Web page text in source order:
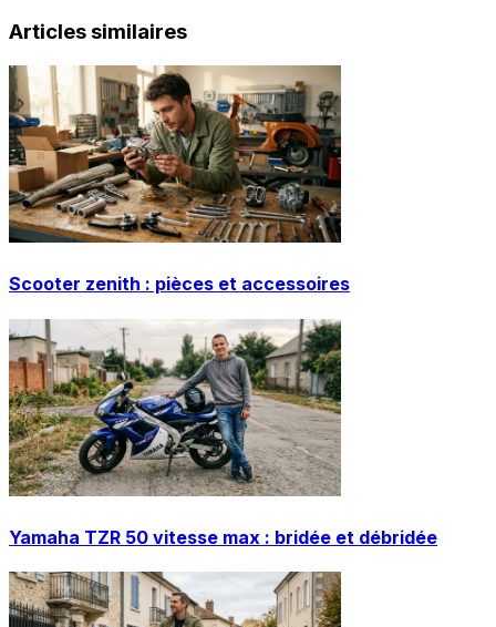
Articles similaires
Scooter zenith : pièces et accessoires
Yamaha TZR 50 vitesse max : bridée et débridée